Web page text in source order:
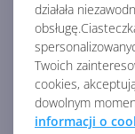
działała
Twoich
cookies,
dowolnym
informacji o
Anthropic
W walce o
Anthropic